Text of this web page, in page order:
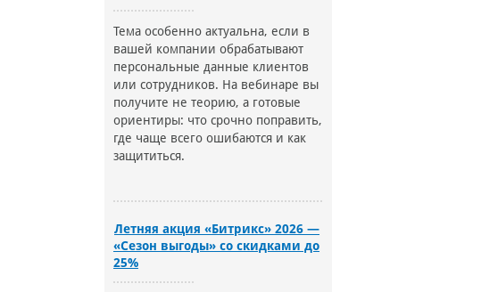
Тема особенно актуальна, если в
вашей компании обрабатывают
персональные данные клиентов
или сотрудников. На вебинаре вы
получите не теорию, а готовые
ориентиры: что срочно поправить,
где чаще всего ошибаются и как
защититься.
Летняя акция «Битрикс» 2026 —
«Сезон выгоды» со скидками до
25%